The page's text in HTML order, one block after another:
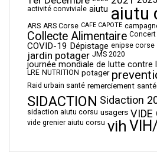
activité conviviale aiutu aiutu
ARS ARS Corse CAFE CAPOTE
Collecte Alimentaire Concert
COVID-19 Dépistage enipse corse
jardin potager JMS 2020
journée mondiale de lutte contre
LRE NUTRITION potager
Raid urbain santé remerciement
SIDACTION Sidaction
sidaction aiutu corsu usagers VIDE
vide grenier aiutu corsu vih